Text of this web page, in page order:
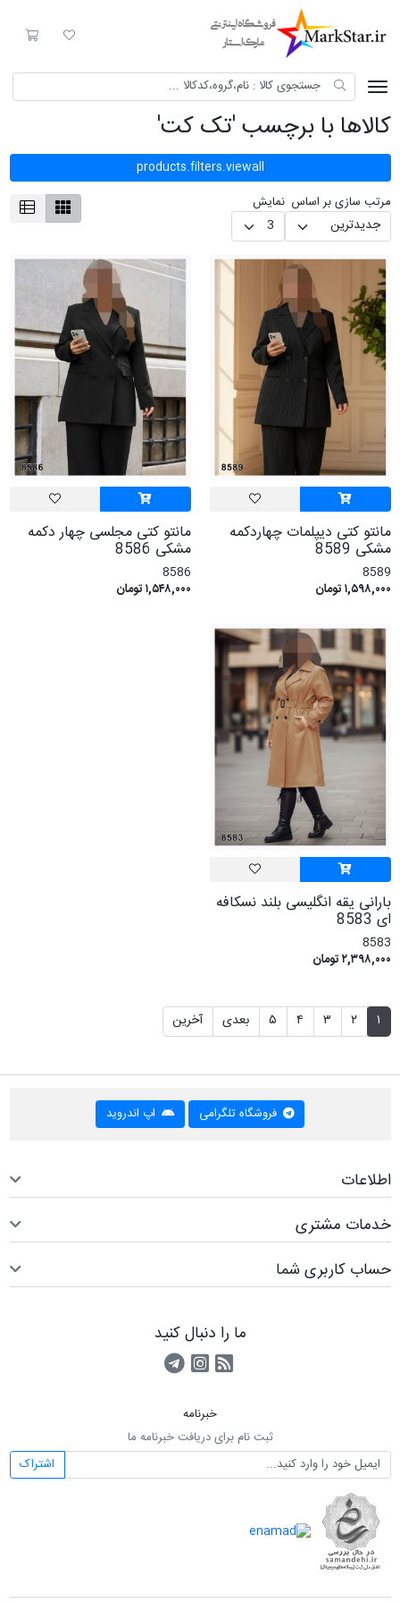
لیست مورد
سبد
کالاها با برچسب 'تک کت'
products.filters.viewall
مرتب سازی بر اساس نمایش
مانتو کتی دیپلمات چهاردکمه
مشکی 8589
8589
۱,۵۹۸,۰۰۰ تومان
مانتو کتی مجلسی چهار دکمه
مشکی 8586
8586
۱,۵۴۸,۰۰۰ تومان
بارانی یقه انگلیسی بلند نسکافه
ای 8583
8583
۲,۳۹۸,۰۰۰ تومان
۱ ۲ ۳ ۴ ۵ بعدی آخرین
فروشگاه تلگرامی اپ اندروید
اطلاعات
خدمات مشتری
حساب کاربری شما
ما را دنبال کنید
RSSکانال آپارات
کانال تلگرام
خبرنامه
ثبت نام برای دریافت خبرنامه ما
اشتراک